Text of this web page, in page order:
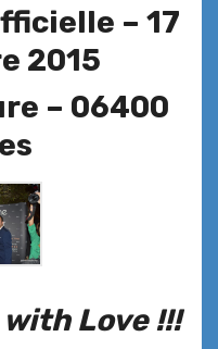
– 17
2015
– 06400
Love !!!